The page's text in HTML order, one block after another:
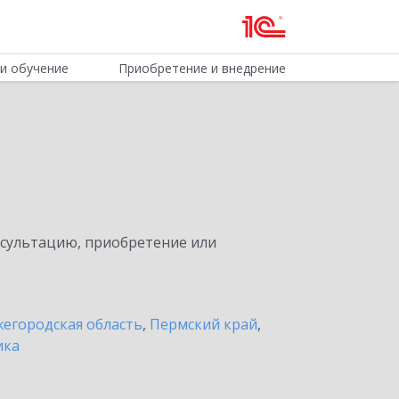
обучение Приобретение и внедрение
приобретение или
область, Пермский край,